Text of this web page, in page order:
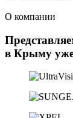
О компании
в Крыму уже